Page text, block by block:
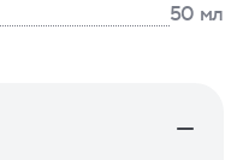
50 мл